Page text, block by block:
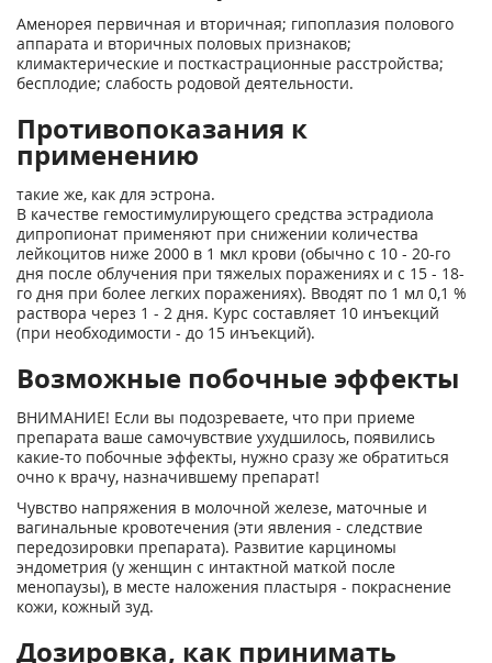
Аменорея первичная и вторичная; гипоплазия полового
аппарата и вторичных половых признаков;
климактерические и посткастрационные расстройства;
бесплодие; слабость родовой деятельности.
Противопоказания к
применению
такие же, как для эстрона.
В качестве гемостимулирующего средства эстрадиола
дипропионат применяют при снижении количества
лейкоцитов ниже 2000 в 1 мкл крови (обычно с 10 - 20-го
дня после облучения при тяжелых поражениях и с 15 - 18-
го дня при более легких поражениях). Вводят по 1 мл 0,1 %
раствора через 1 - 2 дня. Курс составляет 10 инъекций
(при необходимости - до 15 инъекций).
Возможные побочные эффекты
ВНИМАНИЕ! Если вы подозреваете, что при приеме
препарата ваше самочувствие ухудшилось, появились
какие-то побочные эффекты, нужно сразу же обратиться
очно к врачу, назначившему препарат!
Чувство напряжения в молочной железе, маточные и
вагинальные кровотечения (эти явления - следствие
передозировки препарата). Развитие карциномы
эндометрия (у женщин с интактной маткой после
менопаузы), в месте наложения пластыря - покраснение
кожи, кожный зуд.
Дозировка, как принимать